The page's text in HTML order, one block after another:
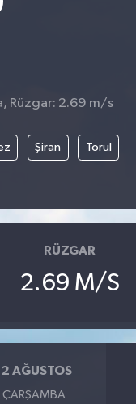
Rüzgar: 2.69 m/s
Şiran Torul
RÜZGAR
2.69 M/S
AĞUSTOS
ÇARŞAMBA